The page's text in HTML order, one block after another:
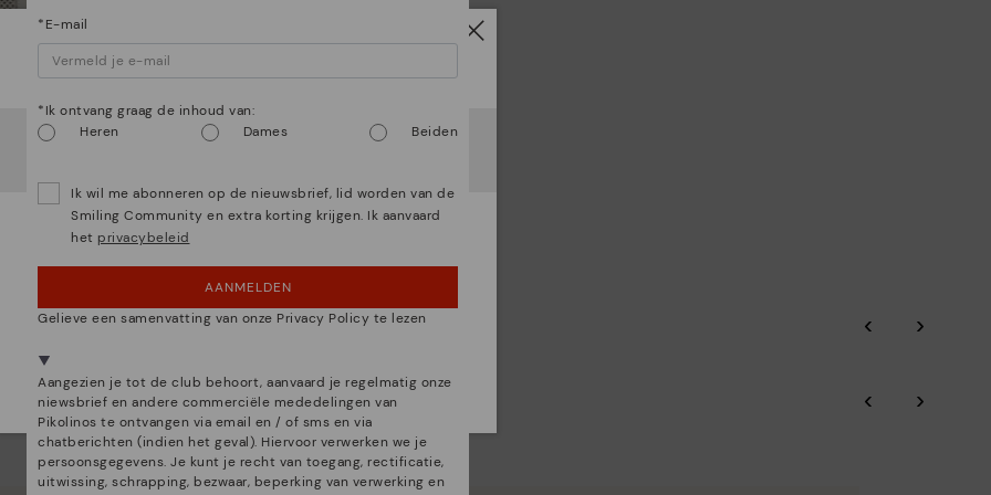
ALCUDIA
opengewerkte tas
‹ ›
‹ ›
Let op!
Het lijkt erop dat je inVerenigde Staten
bent maar je
probeert toegang te krijgen tot de
website.
OEPS! FOUTJE, IK WIL GRAAG IN VERENIGDE
Kies de jouweshier.
*E-mail
*Ik ontvang graag de inhoud van:
Heren
Dames Beiden
Ik wil me abonneren op de nieuwsbrief, lid worden van de
Smiling Community en extra korting krijgen. Ik aanvaard
het privacybeleid
AANMELDEN
Gelieve een samenvatting van onze Privacy Policy te lezen
Aangezien je tot de club behoort, aanvaard je regelmatig onze
niewsbrief en andere commerciële mededelingen van
Pikolinos te ontvangen via email en / of sms en via
chatberichten (indien het geval). Hiervoor verwerken we je
persoonsgegevens. Je kunt je recht van toegang, rectificatie,
uitwissing, schrapping, bezwaar, beperking van verwerking en